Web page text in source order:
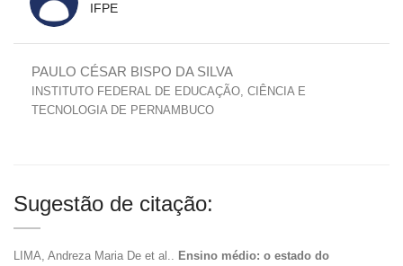
IFPE
PAULO CÉSAR BISPO DA SILVA
INSTITUTO FEDERAL DE EDUCAÇÃO, CIÊNCIA E
TECNOLOGIA DE PERNAMBUCO
Sugestão de citação:
LIMA, Andreza Maria De et al.. Ensino médio: o estado do